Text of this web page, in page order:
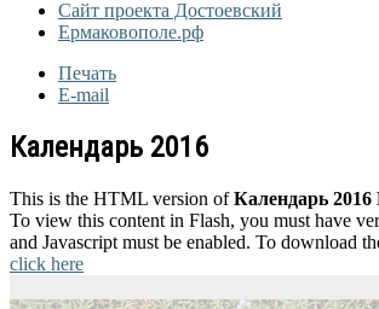
Сайт проекта Достоевский
Ермаковополе.рф
Печать
E-mail
Календарь 2016
This is the HTML version ofКалендарь 2016
To view this content in Flash, you must have
and Javascript must be enabled. To download
click here